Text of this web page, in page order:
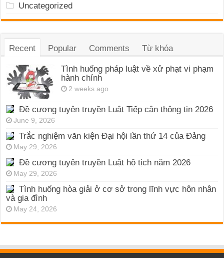
Uncategorized
Recent Popular Comments Từ khóa
Tình huống pháp luật về xử phạt vi phạm
hành chính
2 weeks ago
Đề cương tuyên truyền Luật Tiếp cận thông tin 2026
June 9, 2026
Trắc nghiệm văn kiện Đại hội lần thứ 14 của Đảng
May 29, 2026
Đề cương tuyên truyền Luật hộ tịch năm 2026
May 29, 2026
Tình huống hòa giải ở cơ sở trong lĩnh vực hôn nhân
và gia đình
May 24, 2026